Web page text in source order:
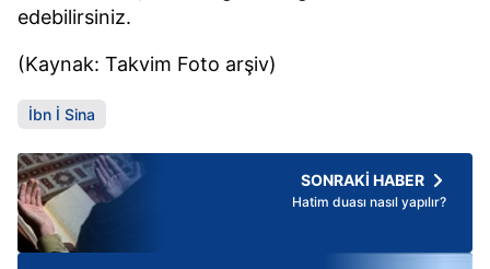
edebilirsiniz.
(Kaynak: Takvim Foto arşiv)
İbn İ Sina
SONRAKİ HABER
Hatim duası nasıl yapılır?